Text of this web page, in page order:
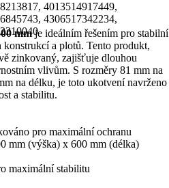
4013514917449,
4306517342234,
mmje ideálním řešením pro stabilní
konstrukcí a plotů. Tento produkt,
zinkovaný, zajišťuje dlouhou
vlivům. S rozměry 81 mm na
na délku, je toto ukotvení navrženo
a stabilitu.
pro maximální ochranu
mm (výška) x 600 mm (délka)
maximální stabilitu